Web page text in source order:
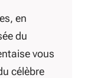
en
du
vous
célèbre